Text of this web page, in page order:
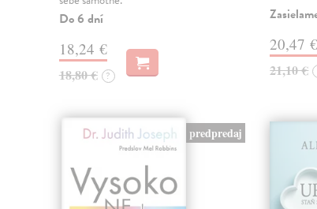
Do 6 dní
18,24 €
18,80 € ?
20,47 €
21,10 €
predpredaj